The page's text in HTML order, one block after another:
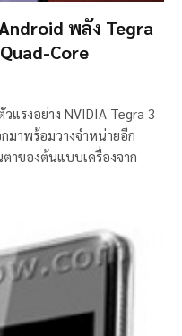
พลัง Tegra
Core
รงอย่าง NVIDIA Tegra 3
มาพร้อมวางจำหน่ายอีก
าของต้นแบบเครื่องจาก